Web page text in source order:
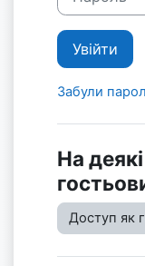
Увійти
Забули
На
Доступ як